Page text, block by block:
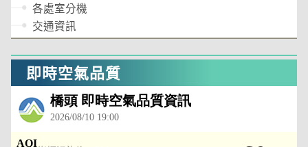
各處室分機
交通資訊
即時空氣品質